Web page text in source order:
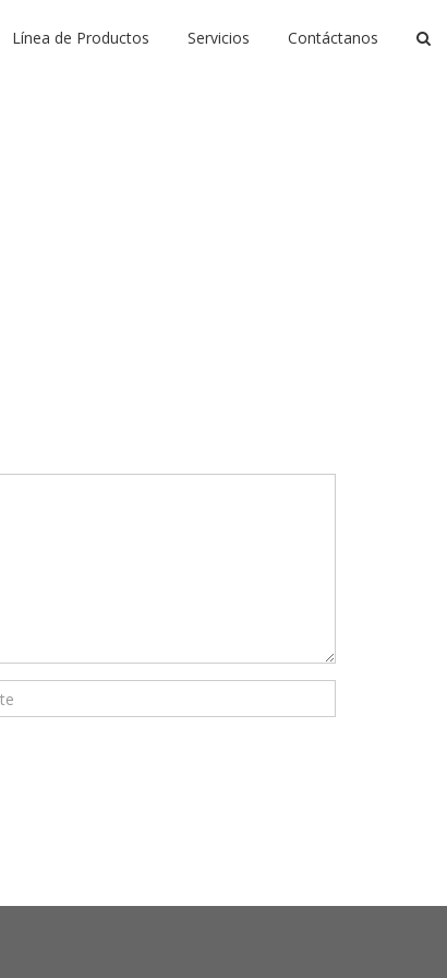
Línea de Productos Servicios Contáctanos